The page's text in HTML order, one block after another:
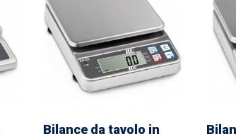
Bilance da tavolo in